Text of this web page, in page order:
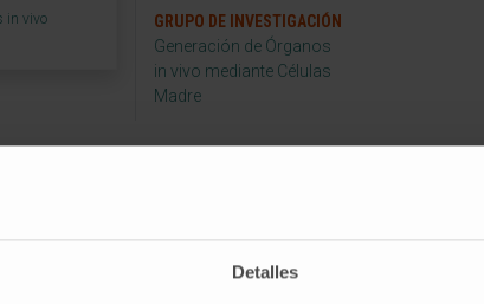
Detalles
in vivo
GRUPO DE INVESTIGACIÓN
Generación de Órganos
in vivo mediante Células
Madre
de I+D que busca aplicar